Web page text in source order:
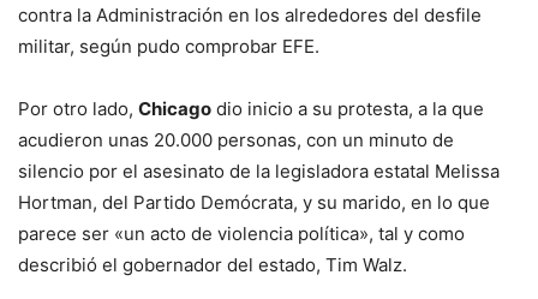
contra la Administración en los alrededores del desfile
militar, según pudo comprobar EFE.
Por otro lado, Chicago dio inicio a su protesta, a la que
acudieron unas 20.000 personas, con un minuto de
silencio por el asesinato de la legisladora estatal Melissa
Hortman, del Partido Demócrata, y su marido, en lo que
parece ser «un acto de violencia política», tal y como
describió el gobernador del estado, Tim Walz.